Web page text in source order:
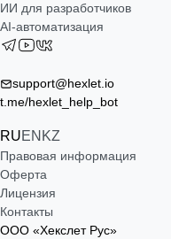
ИИ для разработчиков
AI-автоматизация
support@hexlet.io
t.me/hexlet_help_bot
RUEN KZ
Правовая информация
Оферта
Лицензия
Контакты
ООО «Хекслет Рус»